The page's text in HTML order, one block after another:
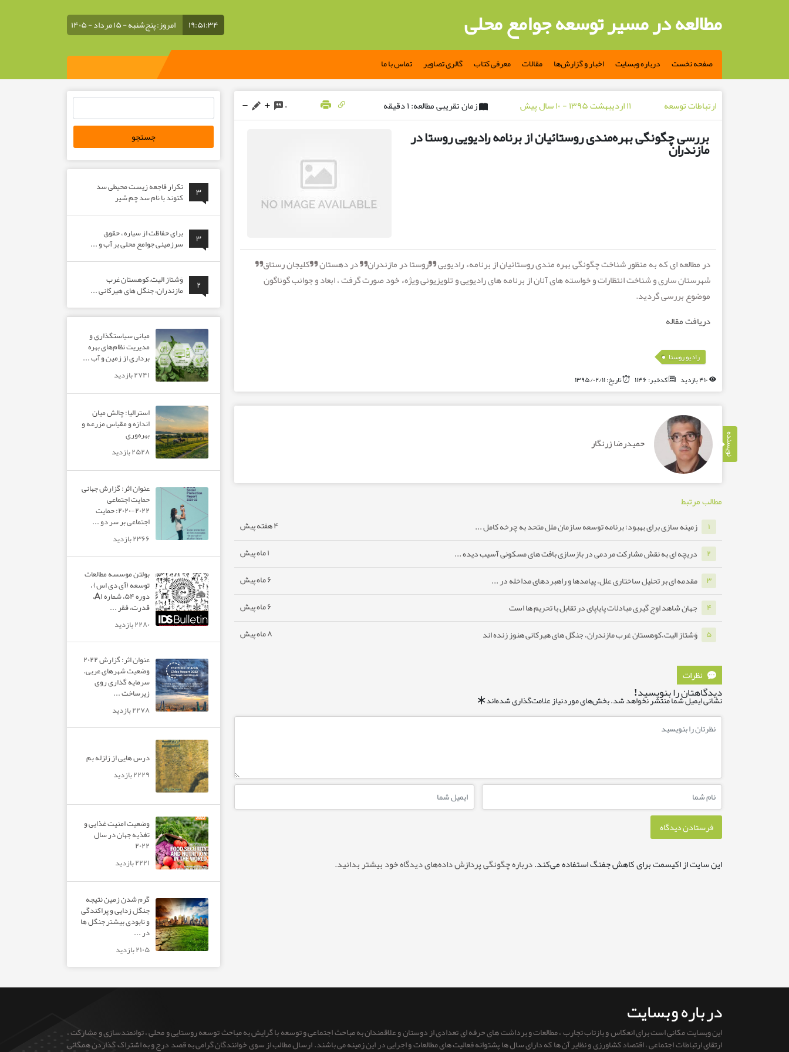
مطالعه در مسیر توسعه جوامع محلی ۱۹:۵۱:۳۵ امروز: پنج‌شنبه - ۱۵ مرداد - ۱۴۰۵
صفحه نخست درباره وبسایت اخبار و گزارش‌ها مقالات معرفی کتاب گالری تصاویر تماس با ما
ارتباطات توسعه ۱۱ اردیبهشت ۱۳۹۵ - ۱۰ سال پیش زمان تقریبی مطالعه: ۱ دقیقه ۰
بررسی چگونگی بهره‌مندی روستائیان از برنامه رادیویی روستا در
مازندران
در مطالعه ای که به منظور شناخت چگونگی بهره مندی روستائیان از برنامهء رادیویی ”روستا در مازندران” در دهستان ”کلیجان رستاق”
شهرستان ساری و شناخت انتظارات و خواسته های آنان از برنامه های رادیویی و تلویزیونی ویژهء خود صورت گرفت ، ابعاد و جوانب گوناگون
موضوع بررسی گردید.
دریافت مقاله
رادیو روستا
کدخبر: ۱۱۴۶ تاریخ: ۱۳۹۵/۰۲/۱۱
نویسنده حمیدرضا زرنگار
مطالب مرتبط
۱ زمینه سازی برای بهبود؛ برنامه توسعه سازمان ملل متحد به چرخه کامل ... ۴ هفته پیش
۲ دریچه ای به نقش مشارکت مردمی در بازسازی بافت های مسکونی آسیب دیده ... ۱ ماه پیش
۳ مقدمه ای بر تحلیل ساختاری علل، پیامدها و راهبردهای مداخله در ... ۶ ماه پیش
۴ جهان شاهد اوج گیری مبادلات پایاپای در تقابل با تحریم ها است ۶ ماه پیش
۵ وَشتاز الیت،کوهستان غرب مازندران، جنگل های هیرکانی هنوز زنده اند ۸ ماه پیش
نظرات
دیدگاهتان را بنویسید!
نشانی ایمیل شما منتشر نخواهد شد. بخش‌های موردنیاز علامت‌گذاری شده‌اند*
این سایت از اکیسمت برای کاهش جفنگ استفاده می‌کند. درباره چگونگی پردازش داده‌های دیدگاه خود بیشتر بدانید.
۳
تکرار فاجعه زیست محیطی سد
کتوند با نام سد چم شیر
۳
برای حفاظت از سیاره ، حقوق
سرزمینی جوامع محلی بر آب و ...
۲
وَشتاز الیت،کوهستان غرب
مازندران، جنگل های هیرکانی ...
مبانی سیاستگذاری و
مدیریت نظام‌های بهره‌
برداری از زمین و آب ...
۲۷۴۱ بازدید
استرالیا: چالش میان
اندازه و مقیاس مزرعه و
بهره‌وری
۲۵۲۸ بازدید
عنوان اثر: گزارش جهانی
حمایت اجتماعی
۲۰۲۲-۲۰۲۰: حمایت
اجتماعی بر سر دو ...
۲۳۶۶ بازدید
بولتن موسسه مطالعات
توسعه (آی دی اس) ،
دوره ۵۴، شماره A۱،
قدرت، فقر ...
۲۲۸۰ بازدید
عنوان اثر: گزارش ۲۰۲۲
وضعیت شهرهای عربی.
سرمایه گذاری روی
زیرساخت ...
۲۲۷۸ بازدید
درس هایی از زلزله بم
۲۲۲۹ بازدید
وضعیت امنیت غذایی و
تغذیه جهان در سال
۲۰۲۲
۲۲۲۱ بازدید
گرم شدن زمین نتیجه
جنگل زدایی و پراکندگی
و نابودی بیشتر جنگل ها
در ...
۲۱۰۵ بازدید
درباره وبسایت
این وبسایت مکانی است برای انعکاس و بازتاب تجارب ، مطالعات و برداشت های حرفه ای تعدادی از دوستان و علاقمندان به مباحث اجتماعی و توسعه با گرایش به مباحث توسعه روستایی و محلی ، توانمندسازی و مشارکت ،
ارتقای ارتباطات اجتماعی ، اقتصاد کشاورزی و نظایر آن ها که دارای سال ها پشتوانه فعالیت های مطالعات و اجرایی در این زمینه می باشند. ارسال مطالب از سوی خوانندگان گرامی به قصد درج و به اشتراک گذاردن همگانی